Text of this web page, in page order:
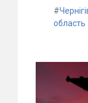
#
область